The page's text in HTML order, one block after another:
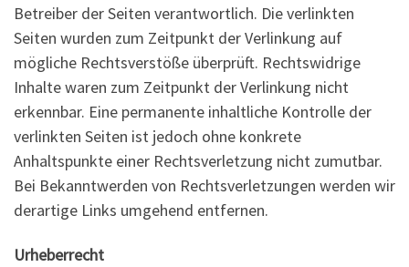
Betreiber der Seiten verantwortlich. Die verlinkten
Seiten wurden zum Zeitpunkt der Verlinkung auf
mögliche Rechtsverstöße überprüft. Rechtswidrige
Inhalte waren zum Zeitpunkt der Verlinkung nicht
erkennbar. Eine permanente inhaltliche Kontrolle der
verlinkten Seiten ist jedoch ohne konkrete
Anhaltspunkte einer Rechtsverletzung nicht zumutbar.
Bei Bekanntwerden von Rechtsverletzungen werden wir
derartige Links umgehend entfernen.
Urheberrecht